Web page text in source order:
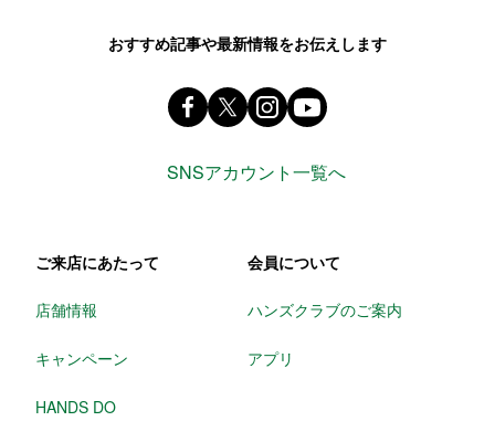
おすすめ記事や最新情報をお伝えします
Facebook ハンズ公式ファンページ
X(旧 twitter) @Hands_official_
instagram
SNSアカウント一覧へ
ご来店にあたって
店舗情報
キャンペーン
HANDS DO
会員について
ハンズクラブのご案内
アプリ